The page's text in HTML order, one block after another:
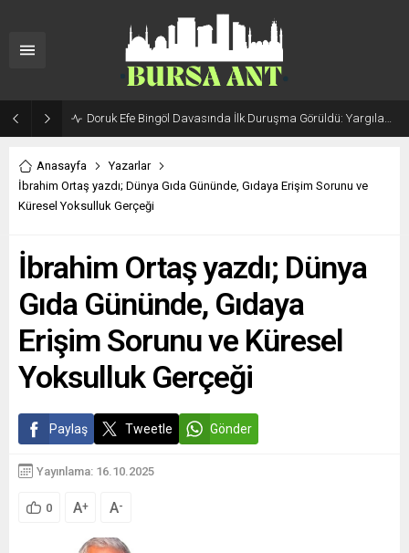
Doruk Efe Bingöl Davasında İlk Duruşma Görüldü: Yargılama 20 Ekim 2026’ya Ertelendi
Anasayfa
Yazarlar
İbrahim Ortaş yazdı; Dünya Gıda Gününde, Gıdaya Erişim Sorunu ve
Küresel Yoksulluk Gerçeği
İbrahim Ortaş yazdı; Dünya
Gıda Gününde, Gıdaya
Erişim Sorunu ve Küresel
Yoksulluk Gerçeği
Paylaş Tweetle Gönder
Yayınlama: 16.10.2025
0 A+ A-